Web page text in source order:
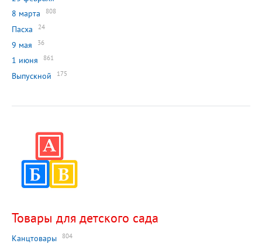
8 марта 808
Пасха 24
9 мая 36
1 июня 861
Выпускной 175
Товары для детского сада
Канцтовары 804